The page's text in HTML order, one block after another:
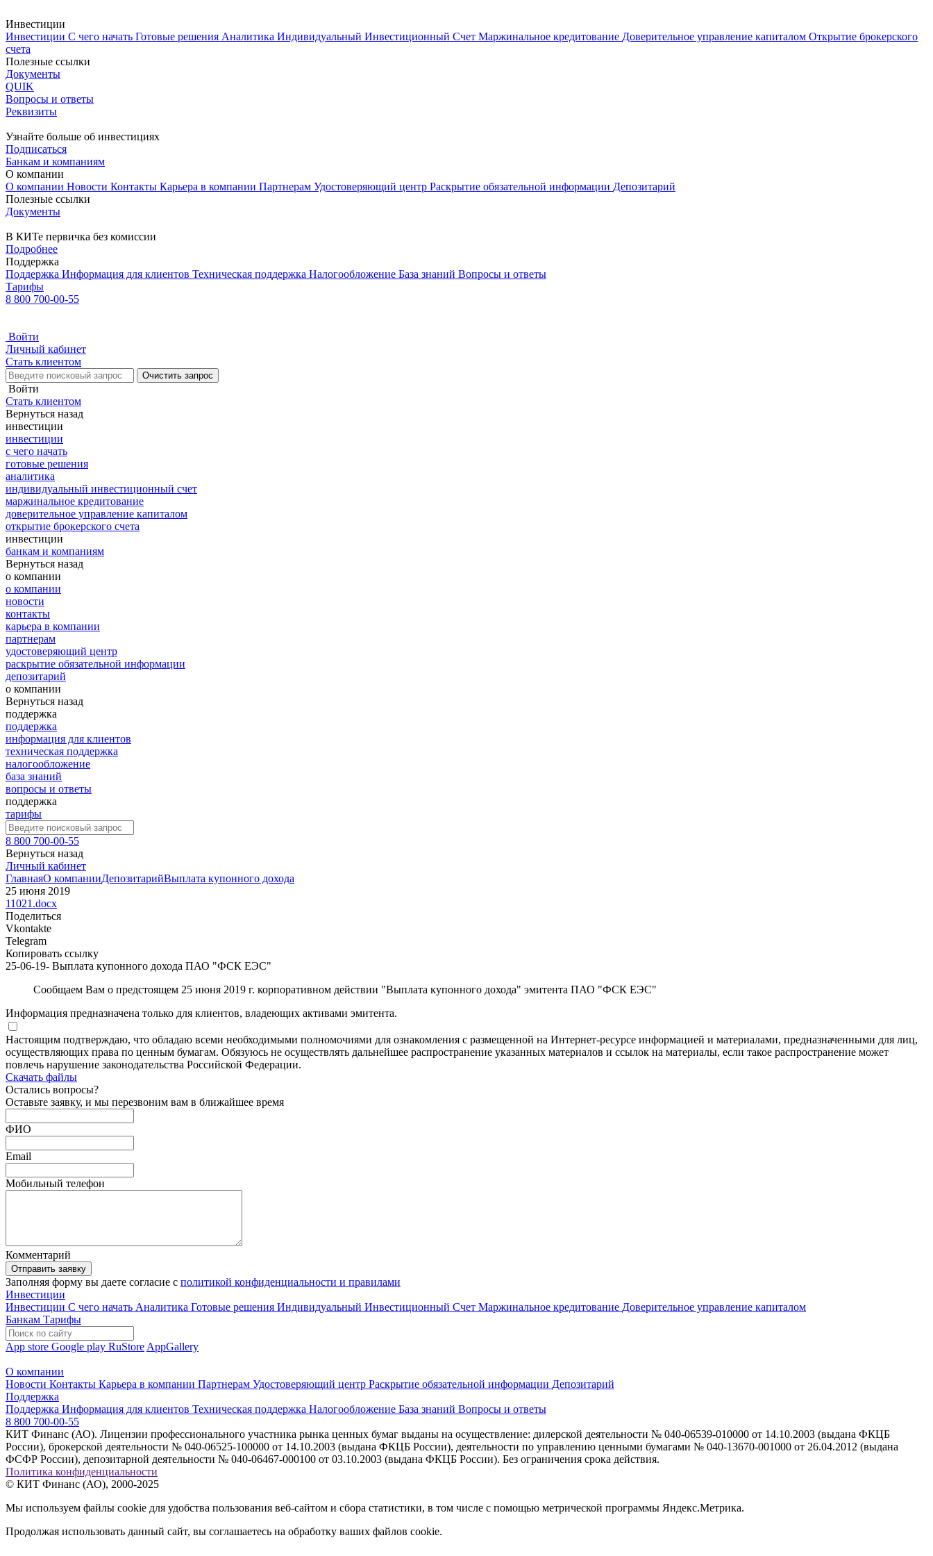
Инвестиции
Инвестиции С чего начать Готовые решения Аналитика Индивидуальный Инвестиционный Счет Маржинальное кредитование Доверительное управление капиталом Открытие брокерского
счета
Полезные ссылки
Документы
QUIK
Вопросы и ответы
Реквизиты
Узнайте больше об инвестициях
Подписаться
Банкам и компаниям
О компании
О компании Новости Контакты Карьера в компании Партнерам Удостоверяющий центр Раскрытие обязательной информации Депозитарий
Полезные ссылки
Документы
В КИТе первичка без комиссии
Подробнее
Поддержка
Поддержка Информация для клиентов Техническая поддержка Налогообложение База знаний Вопросы и ответы
Тарифы
8 800 700-00-55
Войти
Личный кабинет
Стать клиентом
Очистить запрос
Войти
Стать клиентом
Вернуться назад
инвестиции
инвестиции
с чего начать
готовые решения
аналитика
индивидуальный инвестиционный счет
маржинальное кредитование
доверительное управление капиталом
открытие брокерского счета
инвестиции
банкам и компаниям
Вернуться назад
о компании
о компании
новости
контакты
карьера в компании
партнерам
удостоверяющий центр
раскрытие обязательной информации
депозитарий
о компании
Вернуться назад
поддержка
поддержка
информация для клиентов
техническая поддержка
налогообложение
база знаний
вопросы и ответы
поддержка
тарифы
8 800 700-00-55
Вернуться назад
Личный кабинет
ГлавнаяО компанииДепозитарийВыплата купонного дохода
25 июня 2019
11021.docx
Поделиться
Vkontakte
Telegram
Копировать ссылку
25-06-19- Выплата купонного дохода ПАО "ФСК ЕЭС"
Сообщаем Вам о предстоящем 25 июня 2019 г. корпоративном действии "Выплата купонного дохода" эмитента ПАО "ФСК ЕЭС"
Информация предназначена только для клиентов, владеющих активами эмитента.
Настоящим подтверждаю, что обладаю всеми необходимыми полномочиями для ознакомления с размещенной на Интернет-ресурсе информацией и материалами, предназначенными для лиц,
осуществляющих права по ценным бумагам. Обязуюсь не осуществлять дальнейшее распространение указанных материалов и ссылок на материалы, если такое распространение может
повлечь нарушение законодательства Российской Федерации.
Скачать файлы
Остались вопросы?
Оставьте заявку, и мы перезвоним вам в ближайшее время
ФИО
Email
Мобильный телефон
Комментарий
Отправить заявку
Заполняя форму вы даете согласие с политикой конфиденциальности и правилами
Инвестиции
Инвестиции С чего начать Аналитика Готовые решения Индивидуальный Инвестиционный Счет Маржинальное кредитование Доверительное управление капиталом
Банкам Тарифы
App store Google play RuStore AppGallery
О компании
Новости Контакты Карьера в компании Партнерам Удостоверяющий центр Раскрытие обязательной информации Депозитарий
Поддержка
Поддержка Информация для клиентов Техническая поддержка Налогообложение База знаний Вопросы и ответы
8 800 700-00-55
КИТ Финанс (АО). Лицензии профессионального участника рынка ценных бумаг выданы на осуществление: дилерской деятельности № 040-06539-010000 от 14.10.2003 (выдана ФКЦБ
России), брокерской деятельности № 040-06525-100000 от 14.10.2003 (выдана ФКЦБ России), деятельности по управлению ценными бумагами № 040-13670-001000 от 26.04.2012 (выдана
ФСФР России), депозитарной деятельности № 040-06467-000100 от 03.10.2003 (выдана ФКЦБ России). Без ограничения срока действия.
Политика конфиденциальности
© КИТ Финанс (АО), 2000-2025
Мы используем файлы cookie для удобства пользования веб-сайтом и сбора статистики, в том числе с помощью метрической программы Яндекс.Метрика.
Продолжая использовать данный сайт, вы соглашаетесь на обработку ваших файлов cookie.